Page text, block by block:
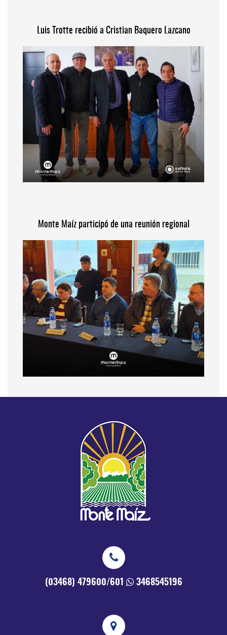
Luis Trotte recibió a Cristian Baquero Lazcano
Monte Maíz participó de una reunión regional
(03468) 479600/601 3468545196